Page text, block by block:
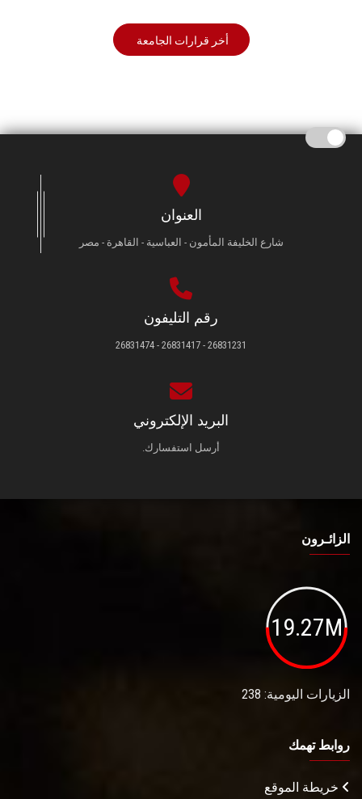
أخر قرارات الجامعة
العنوان
شارع الخليفة المأمون - العباسية - القاهرة - مصر
رقم التليفون
26831231 - 26831417 - 26831474
البريد الإلكتروني
أرسل استفسارك.
الزائـرون
19.27M
الزيارات اليومية: 238
روابط تهمك
خريطة الموقع